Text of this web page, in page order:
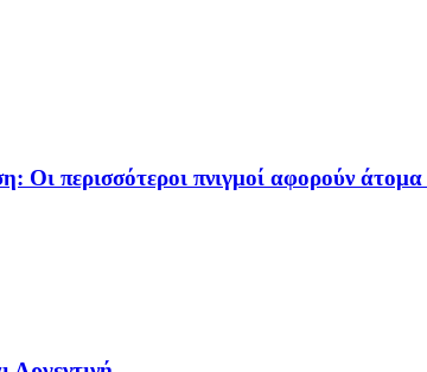
Οι περισσότεροι πνιγμοί αφορούν